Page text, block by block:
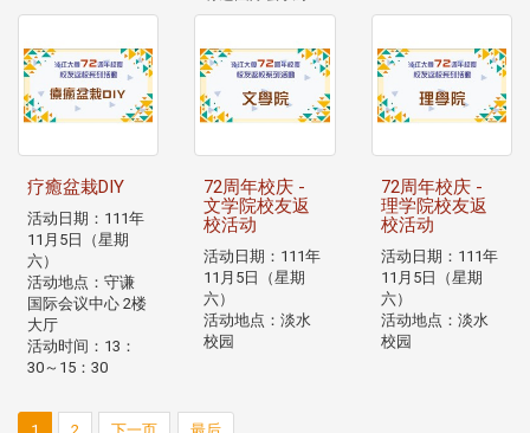
疗癒盆栽DIY
活动日期：111年
11月5日（星期
六）
活动地点：守谦
国际会议中心 2楼
大厅
活动时间：13：
30～15：30
72周年校庆 -
文学院校友返
校活动
活动日期：111年
11月5日（星期
六）
活动地点：淡水
校园
72周年校庆 -
理学院校友返
校活动
活动日期：111年
11月5日（星期
六）
活动地点：淡水
校园